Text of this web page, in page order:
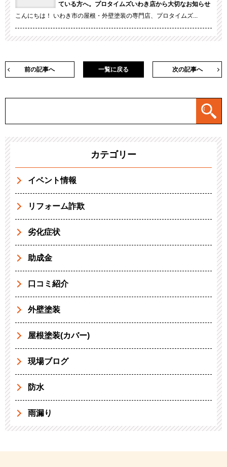
ている方へ。プロタイムズいわき店から大切なお知らせ
こんにちは！ いわき市の屋根・外壁塗装の専門店、プロタイムズ...
前の記事へ 次の記事へ
一覧に戻る
カテゴリー
イベント情報
リフォーム詐欺
劣化症状
助成金
口コミ紹介
外壁塗装
屋根塗装(カバー)
現場ブログ
防水
雨漏り